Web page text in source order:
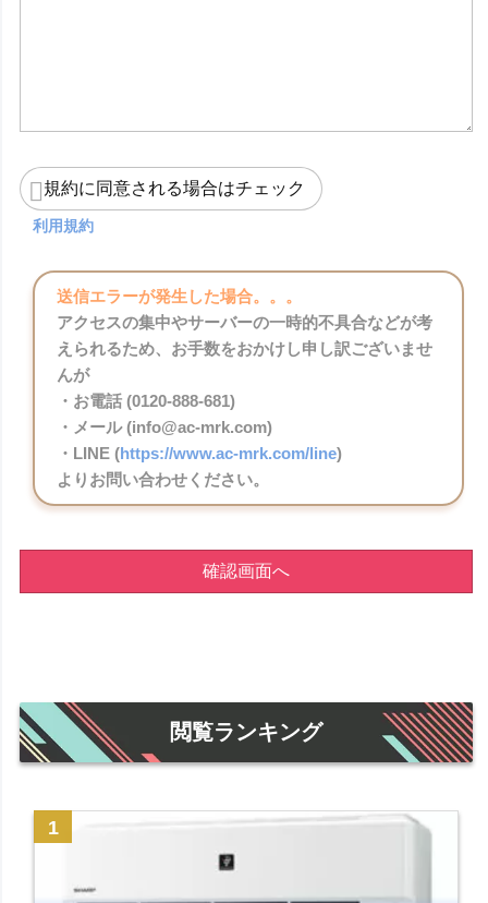
規約に同意される場合はチェック
利用規約
送信エラーが発生した場合。。。
アクセスの集中やサーバーの一時的不具合などが考
えられるため、お手数をおかけし申し訳ございませ
んが
・お電話 (0120-888-681)
・メール (info@ac-mrk.com)
・LINE (https://www.ac-mrk.com/line)
よりお問い合わせください。
確認画面へ
閲覧ランキング